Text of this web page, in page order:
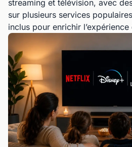
streaming et télévision, avec
sur plusieurs services
inclus pour enrichir